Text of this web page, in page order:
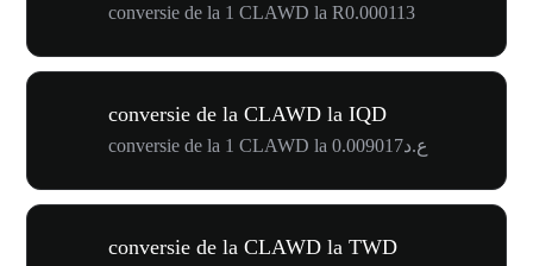
conversie de la 1 CLAWD la R0.000113
conversie de la CLAWD la IQD
conversie de la 1 CLAWD la ع.د0.009017
conversie de la CLAWD la TWD